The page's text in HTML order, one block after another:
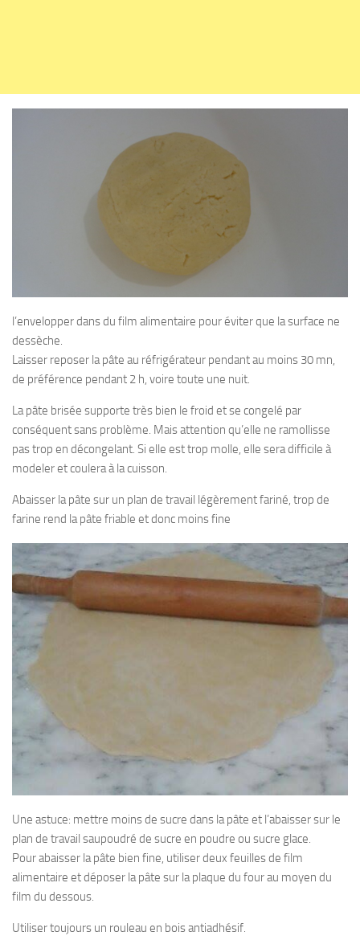
l’envelopper dans du film alimentaire pour éviter que la surface ne
dessèche.
Laisser reposer la pâte au réfrigérateur pendant au moins 30 mn,
de préférence pendant 2 h, voire toute une nuit.
La pâte brisée supporte très bien le froid et se congelé par
conséquent sans problème. Mais attention qu’elle ne ramollisse
pas trop en décongelant. Si elle est trop molle, elle sera difficile à
modeler et coulera à la cuisson.
Abaisser la pâte sur un plan de travail légèrement fariné, trop de
farine rend la pâte friable et donc moins fine
Une astuce: mettre moins de sucre dans la pâte et l’abaisser sur le
plan de travail saupoudré de sucre en poudre ou sucre glace.
Pour abaisser la pâte bien fine, utiliser deux feuilles de film
alimentaire et déposer la pâte sur la plaque du four au moyen du
film du dessous.
Utiliser toujours un rouleau en bois antiadhésif.